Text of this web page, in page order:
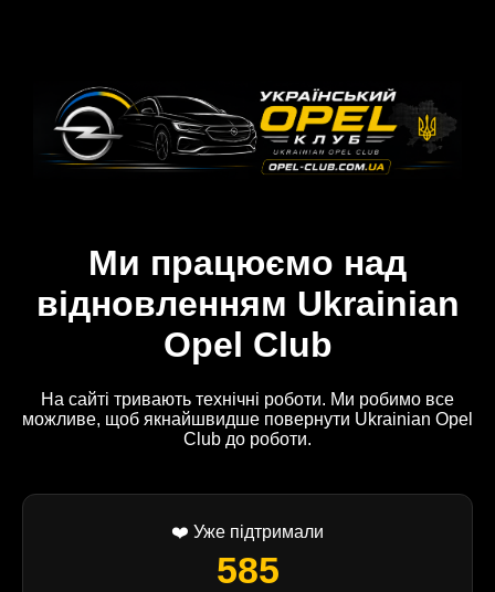
Ми працюємо над
відновленням Ukrainian
Opel Club
На сайті тривають технічні роботи. Ми робимо все
можливе, щоб якнайшвидше повернути Ukrainian Opel
Club до роботи.
❤️ Уже підтримали
585